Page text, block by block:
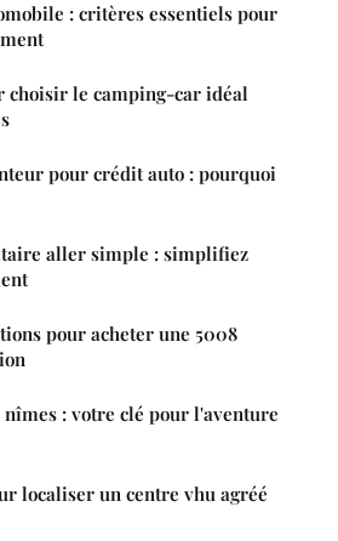
: critères essentiels pour
choisir le camping-car idéal
pour crédit auto : pourquoi
aller simple : simplifiez
pour acheter une 5008
: votre clé pour l'aventure
localiser un centre vhu agréé